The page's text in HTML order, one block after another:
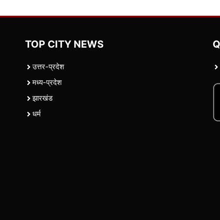
TOP CITY NEWS
उत्तर-प्रदेश
मध्य-प्रदेश
झारखंड
धर्म